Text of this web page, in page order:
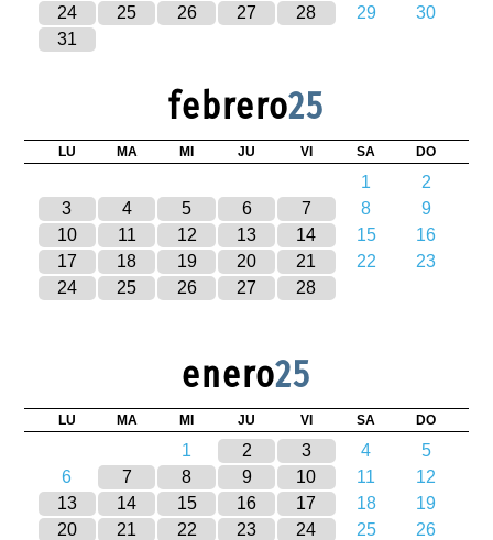
24
25 26 27 28 29
30
31
febrero25
LU MA MI JU VI SA DO
1
2
3
4 5 6 7 8
9
10
11 12 13 14 15
16
17
18 19 20 21 22
23
24
25 26 27 28
enero25
LU MA MI JU VI SA DO
1 2 3 4
5
6
7 8 9 10 11
12
13
14 15 16 17 18
19
20
21 22 23 24 25
26